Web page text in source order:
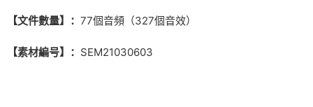
【文件數量】： 77個音頻（327個音效）
【素材編号】： SEM21030603